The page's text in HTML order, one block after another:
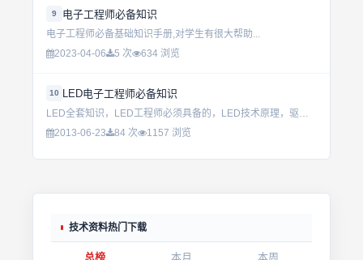
9 电子工程师必备知识
电子工程师必备基础知识手册,对学生有很大帮助...
2023-04-06
5 次 634 浏览
10 LED电子工程师必备知识
LED全套知识，LED工程师必须具备的，LED技术原理，驱动设计，设计技巧，散热解决方案，举例说明 ，等等。非常适合广大LED电子工程师学习掌握。 ...
2013-06-23
84 次 1157 浏览
技术资料热门下载
总榜 本月 本周